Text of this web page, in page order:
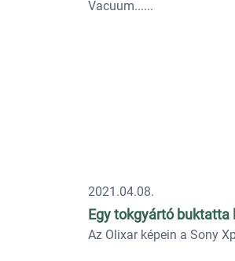
Vacuum...
2021.04.08.
Egy tokgyártó buktatta
Az Olixar képein a Sony